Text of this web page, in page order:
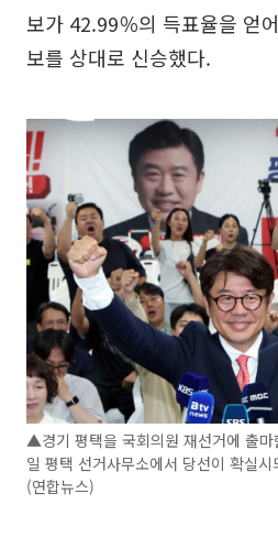
보가 42.99％의 득표율을 얻
보를 상대로 신승했다.
▲경기 평택을 국회의원 재선거에 출
일 평택 선거사무소에서 당선이 확실
(연합뉴스)